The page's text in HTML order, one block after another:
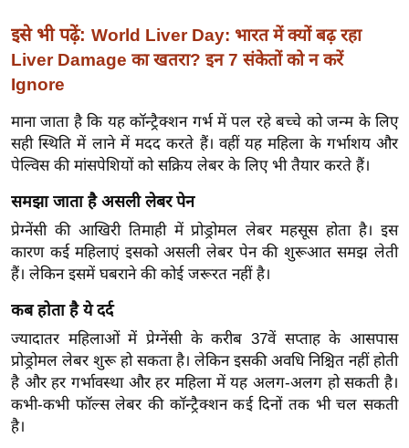
ल
श
ख्सि
य
त
यं
ग
इं
डि
या
हि
त्य
ज
ग
त
इसे भी पढ़ें: World Liver Day: भारत में क्यों बढ़ रहा
Liver Damage का खतरा? इन 7 संकेतों को न करें
Ignore
माना जाता है कि यह कॉन्‍ट्रैक्‍शन गर्भ में पल रहे बच्चे को जन्म के लिए
सही स्थिति में लाने में मदद करते हैं। वहीं यह महिला के गर्भाशय और
पेल्विस की मांसपेशियों को सक्रिय लेबर के लिए भी तैयार करते हैं।
समझा जाता है असली लेबर पेन
प्रेग्नेंसी की आखिरी तिमाही में प्रोड्रोमल लेबर महसूस होता है। इस
कारण कई महिलाएं इसको असली लेबर पेन की शुरूआत समझ लेती
हैं। लेकिन इसमें घबराने की कोई जरूरत नहीं है।
कब होता है ये दर्द
ज्यादातर महिलाओं में प्रेग्नेंसी के करीब 37वें सप्ताह के आसपास
प्रोड्रोमल लेबर शुरू हो सकता है। लेकिन इसकी अवधि निश्चित नहीं होती
है और हर गर्भावस्था और हर महिला में यह अलग-अलग हो सकती है।
कभी-कभी फॉल्स लेबर की कॉन्ट्रैक्शन कई दिनों तक भी चल सकती
है।